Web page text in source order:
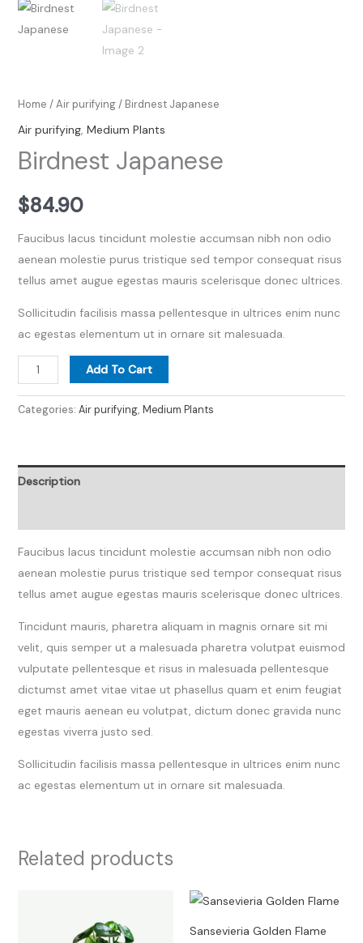
Home /Air purifying/ Birdnest Japanese
Air purifying, Medium Plants
Birdnest Japanese
$84.90
Faucibus lacus tincidunt molestie accumsan nibh non odio
aenean molestie purus tristique sed tempor consequat risus
tellus amet augue egestas mauris scelerisque donec ultrices.
Sollicitudin facilisis massa pellentesque in ultrices enim nunc
ac egestas elementum ut in ornare sit malesuada.
Add To Cart
Categories: Air purifying, Medium Plants
Description
Faucibus lacus tincidunt molestie accumsan nibh non odio
aenean molestie purus tristique sed tempor consequat risus
tellus amet augue egestas mauris scelerisque donec ultrices.
Tincidunt mauris, pharetra aliquam in magnis ornare sit mi
velit, quis semper ut a malesuada pharetra volutpat euismod
vulputate pellentesque et risus in malesuada pellentesque
dictumst amet vitae vitae ut phasellus quam et enim feugiat
eget mauris aenean eu volutpat, dictum donec gravida nunc
egestas viverra justo sed.
Sollicitudin facilisis massa pellentesque in ultrices enim nunc
ac egestas elementum ut in ornare sit malesuada.
Related products
Sansevieria Golden Flame